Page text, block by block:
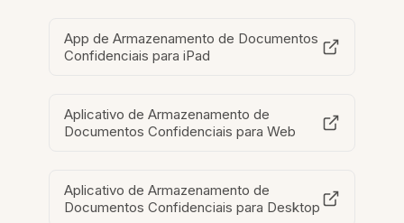
App de Armazenamento de Documentos
Confidenciais para iPad
Aplicativo de Armazenamento de
Documentos Confidenciais para Web
Aplicativo de Armazenamento de
Documentos Confidenciais para Desktop